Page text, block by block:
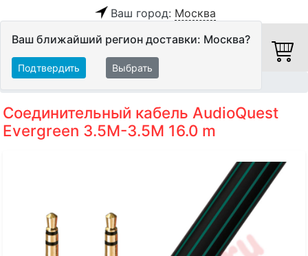
Ваш город: Москва
Ваш ближайший регион доставки: Москва?
Подтвердить Выбрать
Соединительный кабель AudioQuest
Evergreen 3.5M-3.5M 16.0 m